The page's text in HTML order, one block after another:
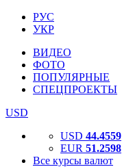
РУС
УКР
ВИДЕО
ФОТО
ПОПУЛЯРНЫЕ
СПЕЦПРОЕКТЫ
USD
USD 44.4559
EUR 51.2598
Все курсы валют